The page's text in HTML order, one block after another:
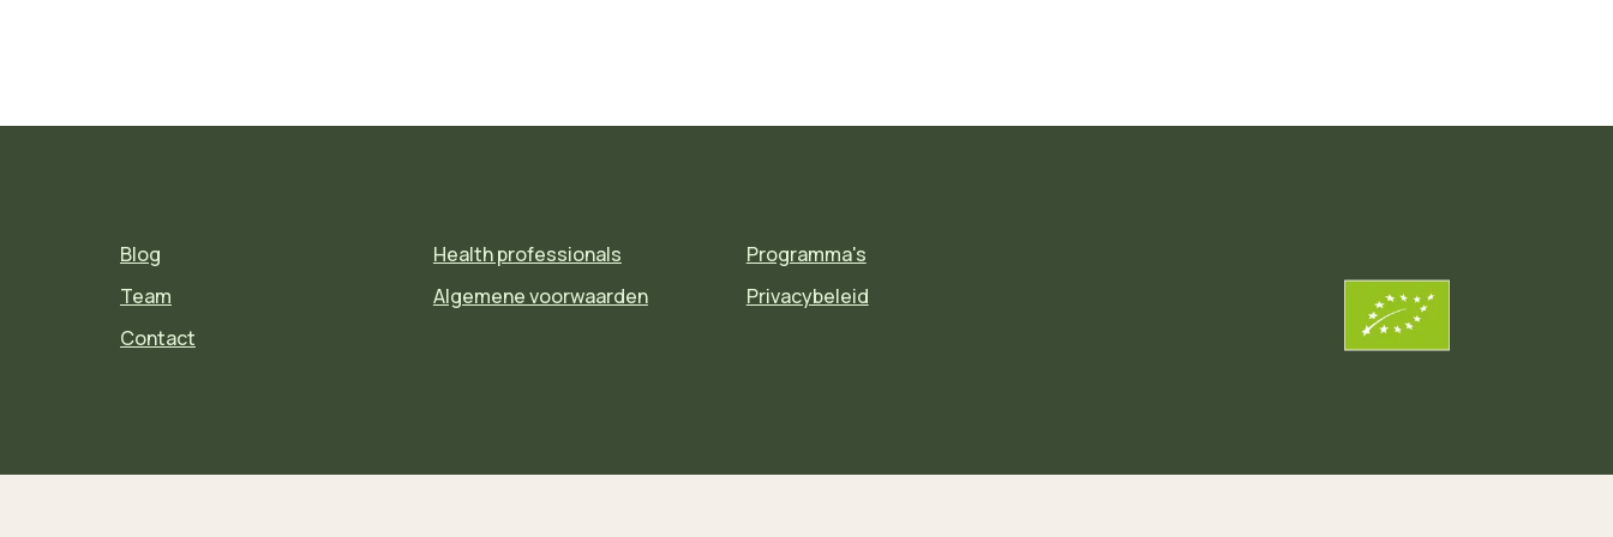
Blog
Team
Contact
Health professionals
Algemene voorwaarden
Programma's
Privacybeleid